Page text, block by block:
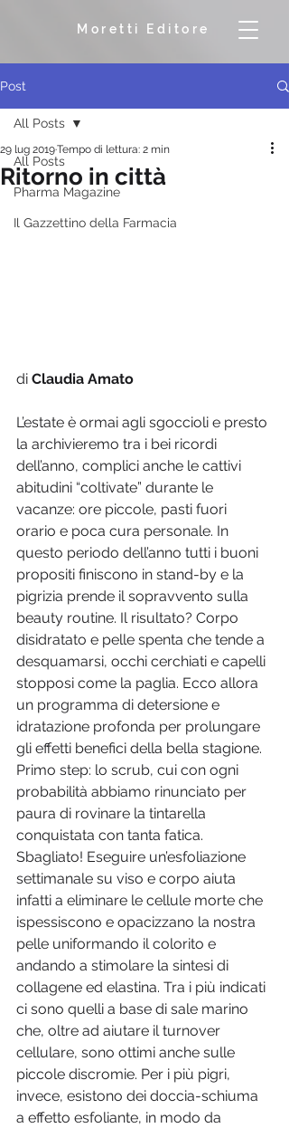
Moretti Editore
Post
All Posts
Pharma Magazine
Il Gazzettino della Farmacia
All Posts
Ritorno in città
29 lug 2019Tempo di lettura: 2 min
di Claudia Amato
L’estate è ormai agli sgoccioli e presto
la archivieremo tra i bei ricordi
dell’anno, complici anche le cattivi
abitudini “coltivate” durante le
vacanze: ore piccole, pasti fuori
orario e poca cura personale. In
questo periodo dell’anno tutti i buoni
propositi finiscono in stand-by e la
pigrizia prende il sopravvento sulla
beauty routine. Il risultato? Corpo
disidratato e pelle spenta che tende a
desquamarsi, occhi cerchiati e capelli
stopposi come la paglia. Ecco allora
un programma di detersione e
idratazione profonda per prolungare
gli effetti benefici della bella stagione.
Primo step: lo scrub, cui con ogni
probabilità abbiamo rinunciato per
paura di rovinare la tintarella
conquistata con tanta fatica.
Sbagliato! Eseguire un’esfoliazione
settimanale su viso e corpo aiuta
infatti a eliminare le cellule morte che
ispessiscono e opacizzano la nostra
pelle uniformando il colorito e
andando a stimolare la sintesi di
collagene ed elastina. Tra i più indicati
ci sono quelli a base di sale marino
che, oltre ad aiutare il turnover
cellulare, sono ottimi anche sulle
piccole discromie. Per i più pigri,
invece, esistono dei doccia-schiuma
a effetto esfoliante, in modo da